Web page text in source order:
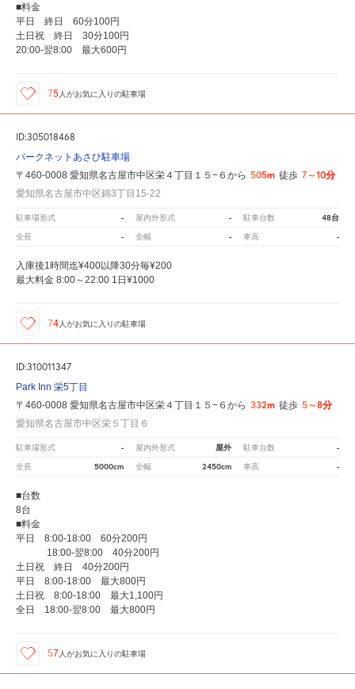
■料金
平日 終日 60分100円
土日祝 終日 30分100円
20:00-翌8:00 最大600円
75 人がお気に入りの駐車場
ID:305018468
パークネットあさひ駐車場
〒460-0008 愛知県名古屋市中区栄４丁目１５−６から 505m 徒歩 7～10分
愛知県名古屋市中区錦3丁目15-22
駐車場形式 - 屋内外形式 - 駐車台数 48台
全長 - 全幅 - 車高 -
入庫後1時間迄¥400以降30分毎¥200
最大料金 8:00～22:00 1日¥1000
74 人がお気に入りの駐車場
ID:310011347
Park Inn 栄5丁目
〒460-0008 愛知県名古屋市中区栄４丁目１５−６から 332m 徒歩 5～8分
愛知県名古屋市中区栄５丁目６
駐車場形式 - 屋内外形式 屋外 駐車台数 -
全長 5000cm 全幅 2450cm 車高 -
■台数
8台
■料金
平日 8:00-18:00 60分200円
18:00-翌8:00 40分200円
土日祝 終日 40分200円
平日 8:00-18:00 最大800円
土日祝 8:00-18:00 最大1,100円
全日 18:00-翌8:00 最大800円
57 人がお気に入りの駐車場